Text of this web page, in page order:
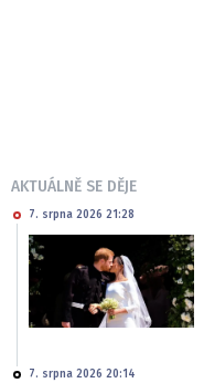
AKTUÁLNĚ SE DĚJE
7. srpna 2026 21:28
7. srpna 2026 20:14